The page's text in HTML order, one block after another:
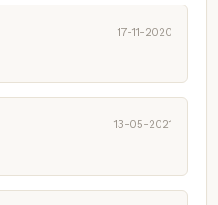
17-11-2020
13-05-2021